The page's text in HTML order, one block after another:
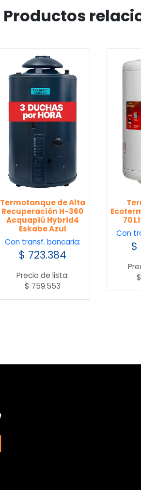
cantidad
Productos
Termotanque de Alta
Recuperación H-360
Acquapiú Hybrid4
Eskabe Azul
Con transf. bancaria:
$ 723.384
Precio de lista:
$ 759.553
70
Con
$
$